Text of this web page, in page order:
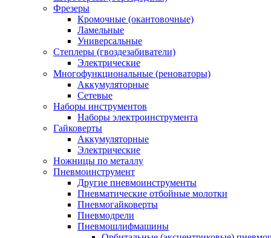
Фрезеры
Кромочные (окантовочные)
Ламельные
Универсальные
Степлеры (гвоздезабиватели)
Электрические
Многофункциональные (реноваторы)
Аккумуляторные
Сетевые
Наборы инструментов
Наборы электроинструмента
Гайковерты
Аккумуляторные
Электрические
Ножницы по металлу
Пневмоинструмент
Другие пневмоинструменты
Пневматические отбойные молотки
Пневмогайковерты
Пневмодрели
Пневмошлифмашины